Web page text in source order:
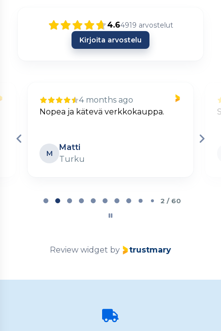
4.64919 arvostelut
Kirjoita arvostelu
4 months ago
Nopea ja kätevä verkkokauppa.
M
Matti
Turku
2 / 60
Review widget by trustmary